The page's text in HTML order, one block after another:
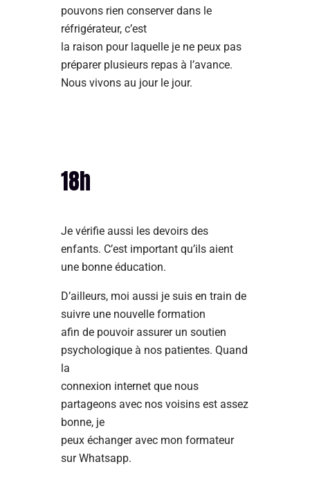
pouvons rien conserver dans le
réfrigérateur, c’est
la raison pour laquelle je ne peux pas
préparer plusieurs repas à l’avance.
Nous vivons au jour le jour.
18h
Je vérifie aussi les devoirs des
enfants. C’est important qu’ils aient
une bonne éducation.
D’ailleurs, moi aussi je suis en train de
suivre une nouvelle formation
afin de pouvoir assurer un soutien
psychologique à nos patientes. Quand
la
connexion internet que nous
partageons avec nos voisins est assez
bonne, je
peux échanger avec mon formateur
sur Whatsapp.